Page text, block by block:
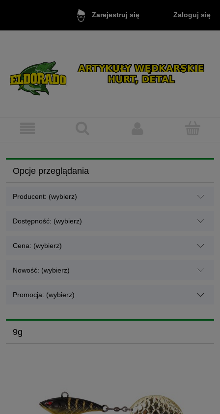
Zarejestruj się Zaloguj się
Opcje przeglądania
Producent: (wybierz)
Dostępność: (wybierz)
Cena: (wybierz)
Nowość: (wybierz)
Promocja: (wybierz)
9g